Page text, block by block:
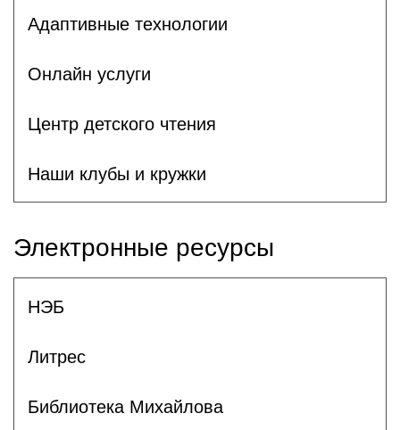
Адаптивные технологии
Онлайн услуги
Центр детского чтения
Наши клубы и кружки
Электронные ресурсы
НЭБ
Литрес
Библиотека Михайлова